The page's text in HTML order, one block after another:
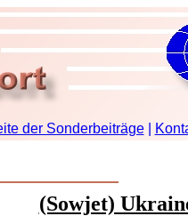
(Sowjet)